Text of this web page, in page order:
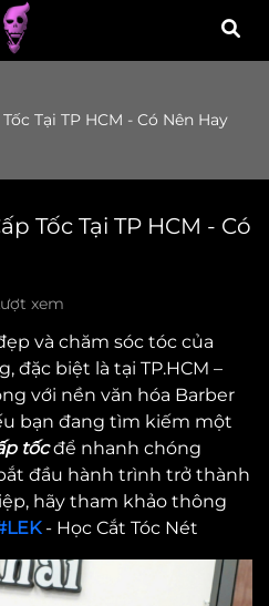
Tại TP HCM - Có Nên Hay
Tốc Tại TP HCM - Có
xem
và chăm sóc tóc của
đặc biệt là tại TP.HCM –
với nền văn hóa Barber
bạn đang tìm kiếm một
tốcđể nhanh chóng
đầu hành trình trở thành
hãy tham khảo thông
- Học Cắt Tóc Nét